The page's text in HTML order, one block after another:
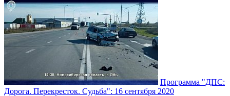
Программа "ДПС:
Дорога. Перекресток. Судьба": 16 сентября 2020